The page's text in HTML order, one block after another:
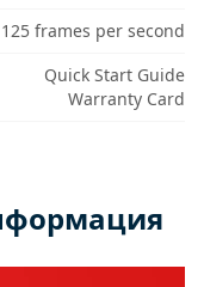
125 frames per second
Quick Start Guide
Warranty Card